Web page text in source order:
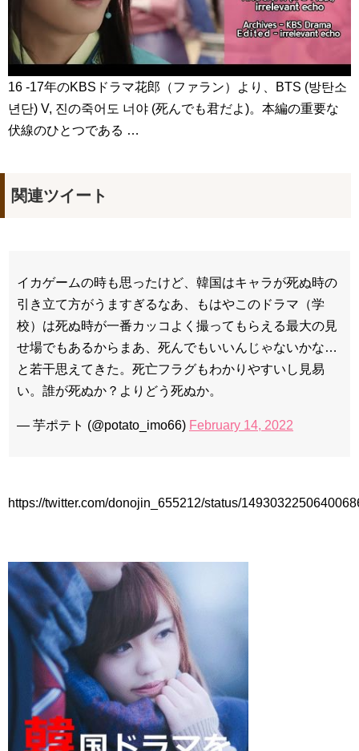
について
「退屈だ・暇だ」を韓国語では？「심심하다（シムシマダ）」
の意味・使い方について
■韓国ドラマ『キング～Two Hearts』予告動画（日本語字幕）
について
yoon kyun sang
HSF(126)-윤균상 서울숲 벤치 (YUN Kyunsang)(4)September::
Healing in Seoul Forest (서울숲)
yoon kyun sang
ユン・ギュンサン主演「潜入弁護人」第1回特別公開！
ソン・ヘギョ – ソンヘギョ キスまとめ
キム・テヒの弟イ・ワン♥イ・ボミ、今日（28日）結婚……
「ライフ・ オン・ マーズ」2019年11月2日TSUTAYAにて先行
レンタル開始！
(ENG SUB) Behind The Scene Hyun Bin 현빈❤️ 손예진 Son Ye
Jin-Crash Landing On You/ヒョンビン❤️ソンイェジン / エンジョイ❕
ョンら同僚芸能人から慰めの言葉が続々 – Taka News
キングを一部公開（DVD-SET2特典映像より）
キム・ユジョン、新ドラマ「まず熱く掃除せよ」に出演確
[Fan MV]七日の王妃(7일의 왕비)OST – 정기고 (Junggigo) – 그
리고 그려도 (Miss You In My Heart)
俳優カン・ギヨン、突然の熱愛宣言…「キム秘書がなぜそう
か」出演で話題 Big News TV
Powered by livedoor 相互RSS
16 -17年のKBSドラマ花郎（ファラン）より、BTS (방탄소
년단) V, 진の죽어도 너야 (死んでも君だよ)。本編の重要な
伏線のひとつである …
関連ツイート
イカゲームの時も思ったけど、韓国はキャラが死ぬ時の
引き立て方がうますぎるなあ、もはやこのドラマ（学
校）は死ぬ時が一番カッコよく撮ってもらえる最大の見
せ場でもあるからまあ、死んでもいいんじゃないかな…
と若干思えてきた。死亡フラグもわかりやすいし見易
い。誰が死ぬか？よりどう死ぬか。
— 芋ポテト (@potato_imo66) February 14, 2022
https://twitter.com/donojin_655212/status/